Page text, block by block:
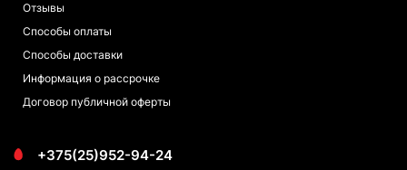
Отзывы
Способы оплаты
Способы доставки
Информация о рассрочке
Договор публичной оферты
+375(25)952-94-24